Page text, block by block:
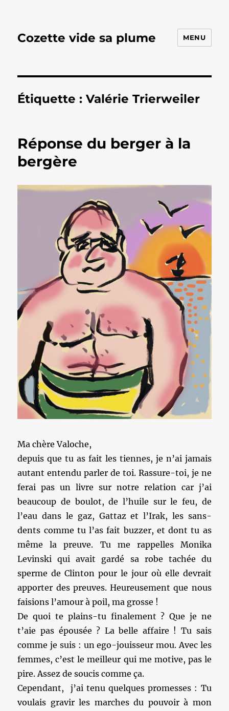
Cozette vide sa plume MENU
Étiquette :Valérie Trierweiler
Réponse du berger à la
bergère
Ma chère Valoche,
depuis que tu as fait les tiennes, je n’ai jamais
autant entendu parler de toi. Rassure-toi, je ne
ferai pas un livre sur notre relation car j’ai
beaucoup de boulot, de l’huile sur le feu, de
l’eau dans le gaz, Gattaz et l’Irak, les sans-
dents comme tu l’as fait buzzer, et dont tu as
même la preuve. Tu me rappelles Monika
Levinski qui avait gardé sa robe tachée du
sperme de Clinton pour le jour où elle devrait
apporter des preuves. Heureusement que nous
faisions l’amour à poil, ma grosse !
De quoi te plains-tu finalement ? Que je ne
t’aie pas épousée ? La belle affaire ! Tu sais
comme je suis : un ego-jouisseur mou. Avec les
femmes, c’est le meilleur qui me motive, pas le
pire. Assez de soucis comme ça.
Cependant, j’ai tenu quelques promesses : Tu
voulais gravir les marches du pouvoir à mon